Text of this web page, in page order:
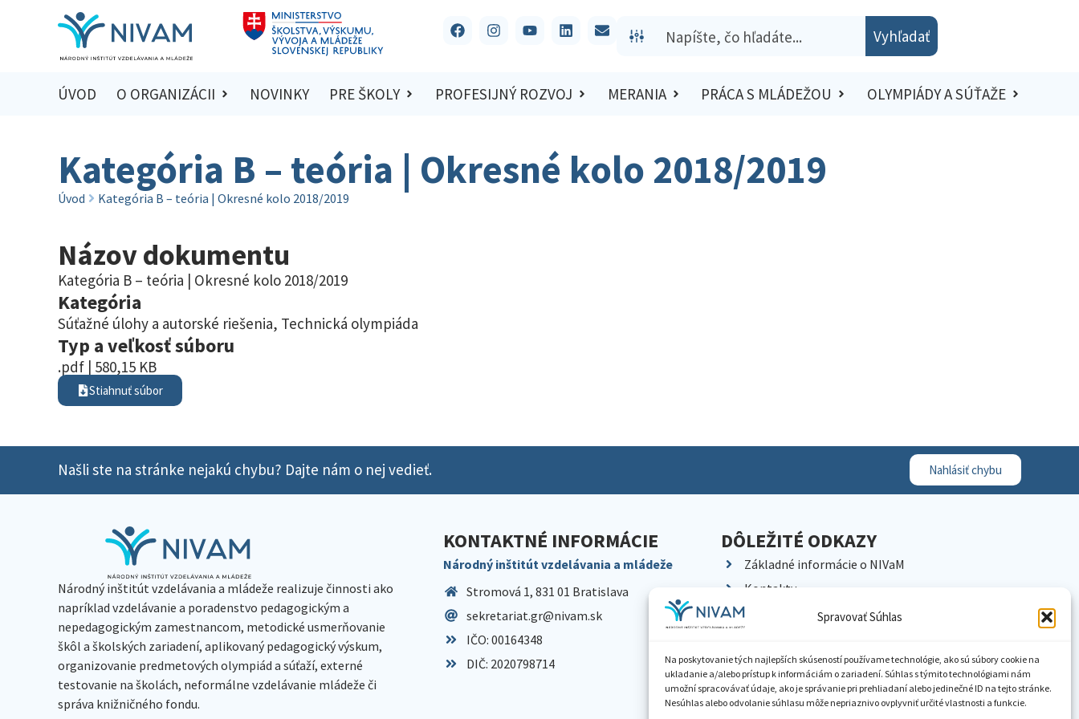
Spravovať Súhlas
Na poskytovanie tých najlepších skúseností používame technológie, ako sú súbory cookie na
ukladanie a/alebo prístup k informáciám o zariadení. Súhlas s týmito technológiami nám
umožní spracovávať údaje, ako je správanie pri prehliadaní alebo jedinečné ID na tejto stránke.
Nesúhlas alebo odvolanie súhlasu môže nepriaznivo ovplyvniť určité vlastnosti a funkcie.
Vyhľadať
ÚVOD O ORGANIZÁCII NOVINKY PRE ŠKOLY PROFESIJNÝ ROZVOJ MERANIA PRÁCA S MLÁDEŽOU OLYMPIÁDY A SÚŤAŽE
Kategória B – teória | Okresné kolo 2018/2019
Úvod Kategória B – teória | Okresné kolo 2018/2019
Názov dokumentu
Kategória B – teória | Okresné kolo 2018/2019
Kategória
Súťažné úlohy a autorské riešenia, Technická olympiáda
Typ a veľkosť súboru
.pdf | 580,15 KB
Stiahnuť súbor
Našli ste na stránke nejakú chybu? Dajte nám o nej vedieť. Nahlásiť chybu
Národný inštitút vzdelávania a mládeže realizuje činnosti ako
napríklad vzdelávanie a poradenstvo pedagogickým a
nepedagogickým zamestnancom, metodické usmerňovanie
škôl a školských zariadení, aplikovaný pedagogický výskum,
organizovanie predmetových olympiád a súťaží, externé
testovanie na školách, neformálne vzdelávanie mládeže či
správa knižničného fondu.
KONTAKTNÉ INFORMÁCIE
Národný inštitút vzdelávania a mládeže
Stromová 1, 831 01 Bratislava
sekretariat.gr@nivam.sk
IČO: 00164348
DIČ: 2020798714
DÔLEŽITÉ ODKAZY
Základné informácie o NIVaM
Kontakty
Kariéra
Pracoviská NIVaM
Dokumenty inštitúcie
Knižnica